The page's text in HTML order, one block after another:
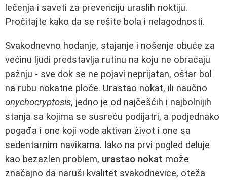
lečenja i saveti za prevenciju uraslih noktiju.
Pročitajte kako da se rešite bola i nelagodnosti.
Svakodnevno hodanje, stajanje i nošenje obuće za
većinu ljudi predstavlja rutinu na koju ne obraćaju
pažnju - sve dok se ne pojavi neprijatan, oštar bol
na rubu nokatne ploče. Urastao nokat, ili naučno
onychocryptosis, jedno je od najčešćih i najbolnijih
stanja sa kojima se susreću podijatri, a podjednako
pogađa i one koji vode aktivan život i one sa
sedentarnim navikama. Iako na prvi pogled deluje
kao bezazlen problem, urastao nokat može
značajno da naruši kvalitet svakodnevice, oteža